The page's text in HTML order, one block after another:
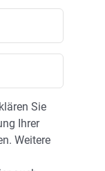
Sie
Ihrer
Weitere